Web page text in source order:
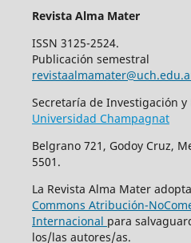
Revista Alma Mater
ISSN 3125-2524.
Publicación semestral
Secretaría de Investigación y
Universidad Champagnat
Belgrano 721, Godoy Cruz,
5501.
La Revista Alma Mater
Commons Atribución-
Internacional para
los/las autores/as.